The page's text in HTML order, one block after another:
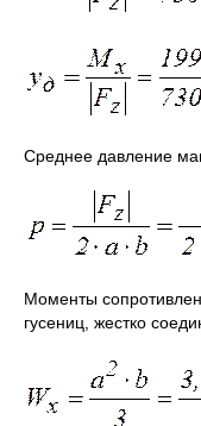
Среднее давление
Моменты
гусениц, жестко